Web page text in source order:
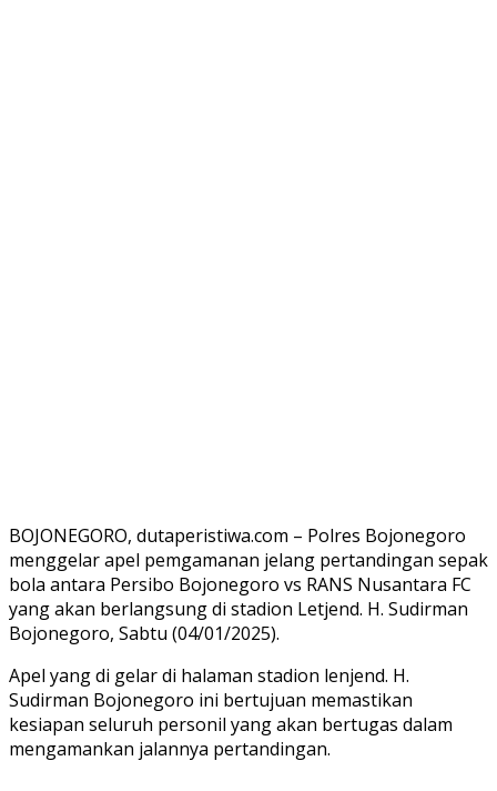
BOJONEGORO, dutaperistiwa.com – Polres Bojonegoro
menggelar apel pemgamanan jelang pertandingan sepak
bola antara Persibo Bojonegoro vs RANS Nusantara FC
yang akan berlangsung di stadion Letjend. H. Sudirman
Bojonegoro, Sabtu (04/01/2025).
Apel yang di gelar di halaman stadion lenjend. H.
Sudirman Bojonegoro ini bertujuan memastikan
kesiapan seluruh personil yang akan bertugas dalam
mengamankan jalannya pertandingan.